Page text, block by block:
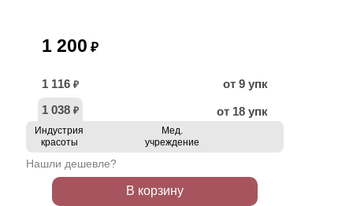
1 200 ₽
1 116 ₽
от 9 упк
1 038 ₽ от 18 упк
Индустрия
красоты
Мед.
учреждение
Нашли дешевле?
В корзину